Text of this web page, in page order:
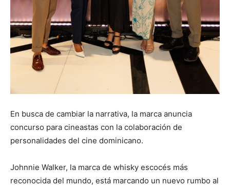
En busca de cambiar la narrativa, la marca anuncia
concurso para cineastas con la colaboración de
personalidades del cine dominicano.
Johnnie Walker, la marca de whisky escocés más
reconocida del mundo, está marcando un nuevo rumbo al